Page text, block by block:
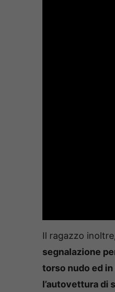
Il ragazzo inoltre
segnalazione
torso nudo ed
l’autovettura di